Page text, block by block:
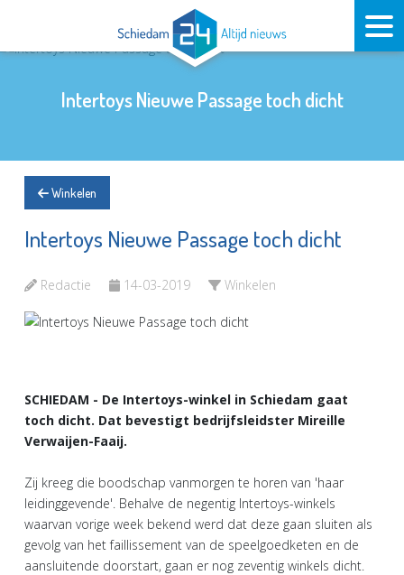
Intertoys Nieuwe Passage toch dicht
Winkelen
Intertoys Nieuwe Passage toch dicht
Redactie 14-03-2019 Winkelen
SCHIEDAM - De Intertoys-winkel in Schiedam gaat
toch dicht. Dat bevestigt bedrijfsleidster Mireille
Verwaijen-Faaij.
Zij kreeg die boodschap vanmorgen te horen van 'haar
leidinggevende'. Behalve de negentig Intertoys-winkels
waarvan vorige week bekend werd dat deze gaan sluiten als
gevolg van het faillissement van de speelgoedketen en de
aansluitende doorstart, gaan er nog zeventig winkels dicht.